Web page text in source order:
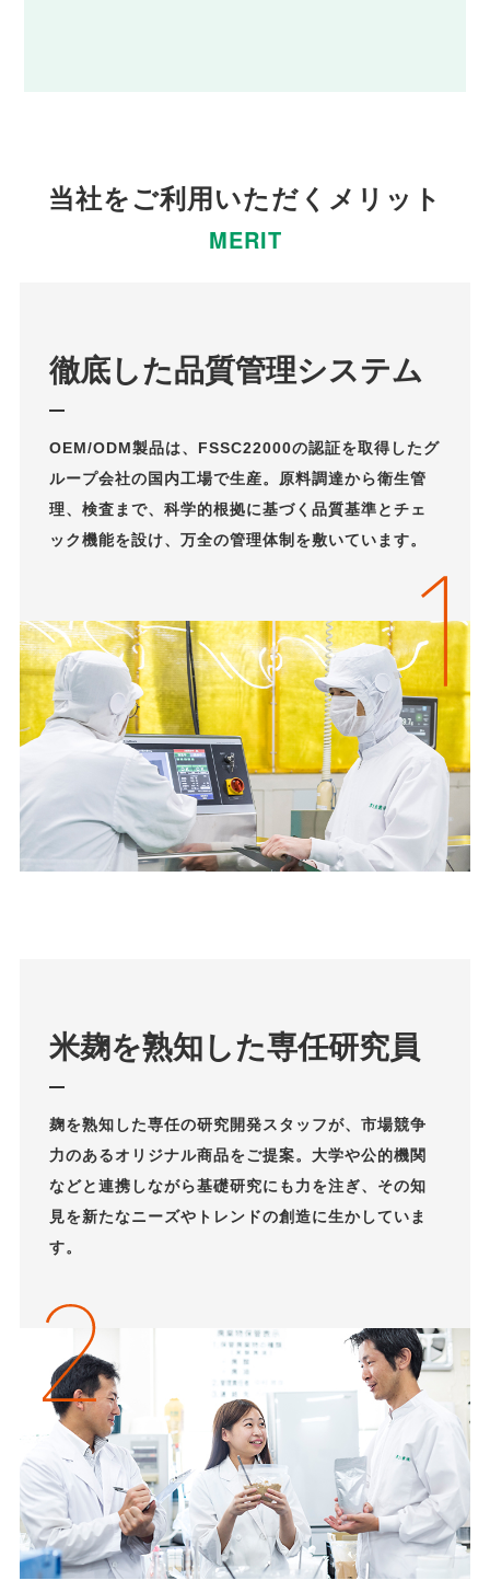
当社をご利用いただくメリット
MERIT
徹底した品質管理システム
OEM/ODM製品は、FSSC22000の認証を取得したグ
ループ会社の国内工場で生産。原料調達から衛生管
理、検査まで、科学的根拠に基づく品質基準とチェ
ック機能を設け、万全の管理体制を敷いています。
米麹を熟知した専任研究員
麹を熟知した専任の研究開発スタッフが、市場競争
力のあるオリジナル商品をご提案。大学や公的機関
などと連携しながら基礎研究にも力を注ぎ、その知
見を新たなニーズやトレンドの創造に生かしていま
す。